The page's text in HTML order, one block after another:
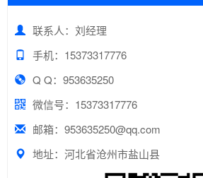
联系人：刘经理
手机：15373317776
Q Q：953635250
微信号：15373317776
邮箱：953635250@qq.com
地址：河北省沧州市盐山县